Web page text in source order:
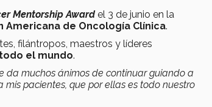
Mentorship Awardel 3 de junio en la
Americana de Oncología Clínica.
filántropos, maestros y líderes
el mundo.
da muchos ánimos de continuar guiando a
pacientes, que por ellas es todo nuestro